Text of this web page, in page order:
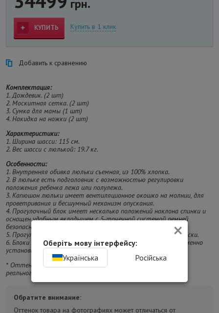
грн.
КУПИТЬ Купить в 1 клик
Добавить к сравнению
Комплектация:
1. Дождевик. (2 шт)
2. Москитная сетка. (2 шт)
3. Сумка для мамы (1 шт)
4. Накидка на ножки (2 шт)
Характеристики:
1. Ширина шасси: 115 см.
2. Вес шасси с люлькой: 19.7 кг.
Особенности:
1. Внутренняя обивка люльки съемная, из 100% хлопка.
2. В люльке есть подголовник с возможностью регулировки
положения ребенка лежа или полулежа.
3. Капюшон люльки имеет вентиляционное окошко на молнии, для
проветривания и бесшумный механизм опускания.
4. Прогулочный блок имеет несколько положений наклона спинки и
оснащен удобным вкладышем с 5-точечной системой ремней
безопасности.
5. Прогулочный блок, компактно складывается с рамой коляски.
6. Блоки возможно легко комбинировать (например: одновременно
установить люльку + прогулочный блок, или две люльки)
* Оттенок изделия на фотографии может отличаться от
реального.
Обратите внимание:
Оттенок товара на фотографиях может отличаться от
×
Оберіть мову інтерфейсу:
Українська
Російська